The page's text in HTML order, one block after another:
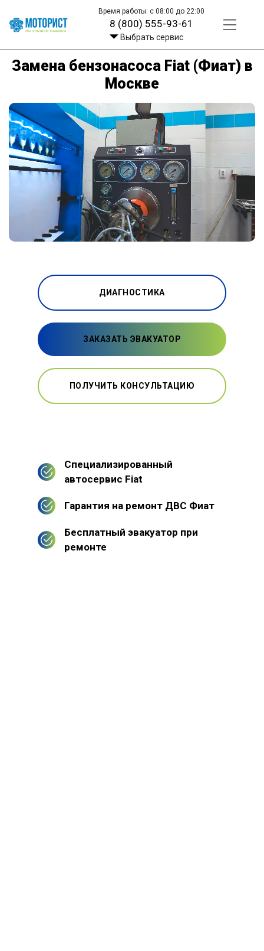
Время работы: с 08:00 до 22:00
8 (800) 555-93-61
Выбрать сервис
Замена бензонасоса Fiat (Фиат) в
Москве
ДИАГНОСТИКА
ЗАКАЗАТЬ ЭВАКУАТОР
ПОЛУЧИТЬ КОНСУЛЬТАЦИЮ
Специализированный
автосервис Fiat
Гарантия на ремонт ДВС Фиат
Бесплатный эвакуатор при
ремонте